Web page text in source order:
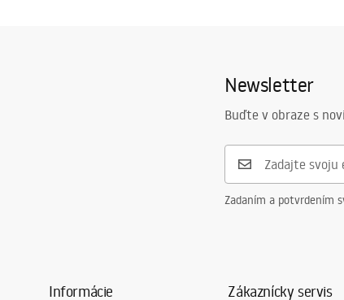
Newsletter
Buďte v obraze s
Zadaním a potvrdením
Informácie Zákaznícky servis